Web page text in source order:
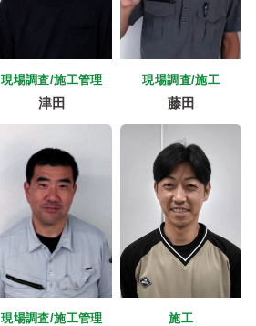
現場調査/施工管理
津田
現場調査/施工
藤田
現場調査/施工管理 施工